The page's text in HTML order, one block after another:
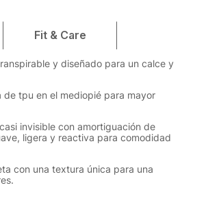
Fit & Care
y diseñado para un calce y
tpu en el mediopié para mayor
invisible con amortiguación de
ligera y reactiva para comodidad
con una textura única para una